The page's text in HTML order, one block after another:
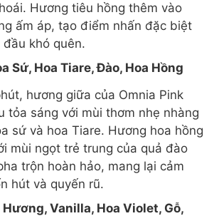
Hương tiêu hồng thêm vào
ấm áp, tạo điểm nhấn đặc biệt
khó quên.
Sứ, Hoa Tiare, Đào, Hoa Hồng
hương giữa của Omnia Pink
tỏa sáng với mùi thơm nhẹ nhàng
sứ và hoa Tiare. Hương hoa hồng
mùi ngọt trẻ trung của quả đào
trộn hoàn hảo, mang lại cảm
hút và quyến rũ.
Vanilla, Hoa Violet, Gỗ,